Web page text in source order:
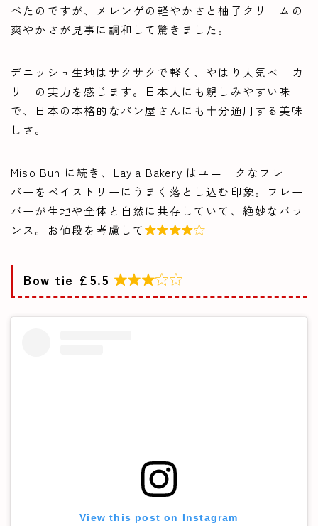
べたのですが、メレンゲの軽やかさと柚子クリームの
爽やかさが見事に調和して驚きました。
デニッシュ生地はサクサクで軽く、やはり人気ベーカ
リーの実力を感じます。日本人にも親しみやすい味
で、日本の本格的なパン屋さんにも十分通用する美味
しさ。
Miso Bun に続き、Layla Bakery はユニークなフレー
バーをペイストリーにうまく落とし込む印象。フレー
バーが生地や全体と自然に共存していて、絶妙なバラ
ンス。お値段を考慮して
Bow tie £5.5 
View this post on Instagram